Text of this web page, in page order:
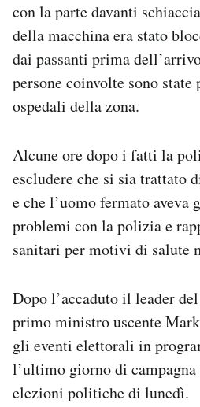
con la parte davanti
della macchina era stato
dai passanti prima
persone coinvolte sono
ospedali della zona.
Alcune ore dopo i fatti la
escludere che si sia trattato
e che l’uomo fermato aveva
problemi con la polizia e
sanitari per motivi di salute
Dopo l’accaduto il leader
primo ministro uscente Mark
gli eventi elettorali in
l’ultimo giorno di
elezioni politiche di lunedì.